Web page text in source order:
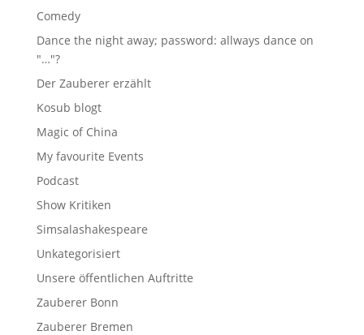
Comedy
Dance the night away; password: allways dance on
"…"?
Der Zauberer erzählt
Kosub blogt
Magic of China
My favourite Events
Podcast
Show Kritiken
Simsalashakespeare
Unkategorisiert
Unsere öffentlichen Auftritte
Zauberer Bonn
Zauberer Bremen